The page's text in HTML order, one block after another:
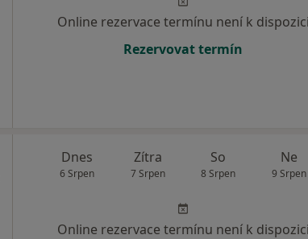
Online rezervace termínu není k dispozici
Rezervovat termín
Dnes
6 Srpen
Zítra
7 Srpen
So
8 Srpen
Ne
9 Srpen
Online rezervace termínu není k dispozici